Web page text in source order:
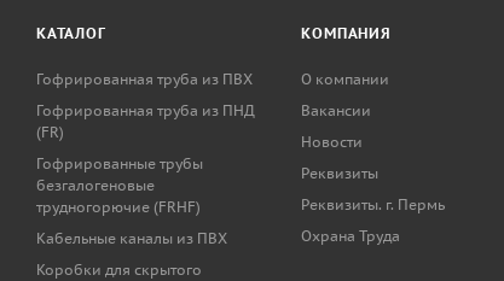
КАТАЛОГ
Гофрированная труба из ПВХ
Гофрированная труба из ПНД
(FR)
Гофрированные трубы
безгалогеновые
трудногорючие (FRHF)
Кабельные каналы из ПВХ
Коробки для скрытого
КОМПАНИЯ
О компании
Вакансии
Новости
Реквизиты
Реквизиты. г. Пермь
Охрана Труда